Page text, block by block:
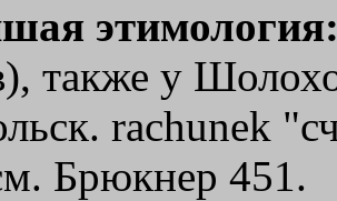
также у
rachunek
Брюкнер 451.